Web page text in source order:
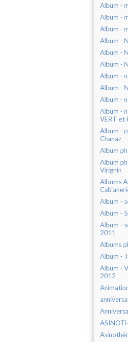
Album -
Album -
Album -
Album -
Album -
Album -
Album -
Album -
Album -
Album -
VERT et
Album -
Chanaz
Album
Album
Virignin
Albums
Album -
Album -
Album -
2011
Albums
Album -
Album -
2012